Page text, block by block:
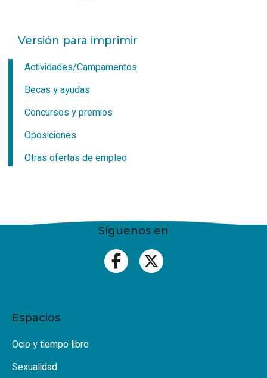
Versión para imprimir
Actividades/Campamentos
Becas y ayudas
Concursos y premios
Oposiciones
Otras ofertas de empleo
Síguenos en
Espacios
Ocio y tiempo libre
Sexualidad